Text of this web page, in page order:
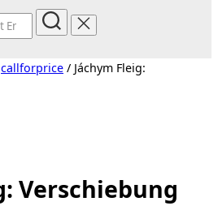
callforprice / Jáchym Fleig:
Verschiebung